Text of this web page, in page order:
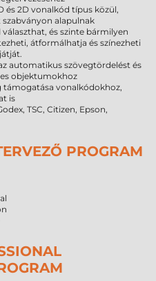
és 2D vonalkód típus közül,
alapulnak
és szinte bármilyen
átformálhatja és színezheti
automatikus szövegtördelést és
objektumokhoz
támogatása vonalkódokhoz,
is
TSC, Citizen, Epson,
PROGRAM